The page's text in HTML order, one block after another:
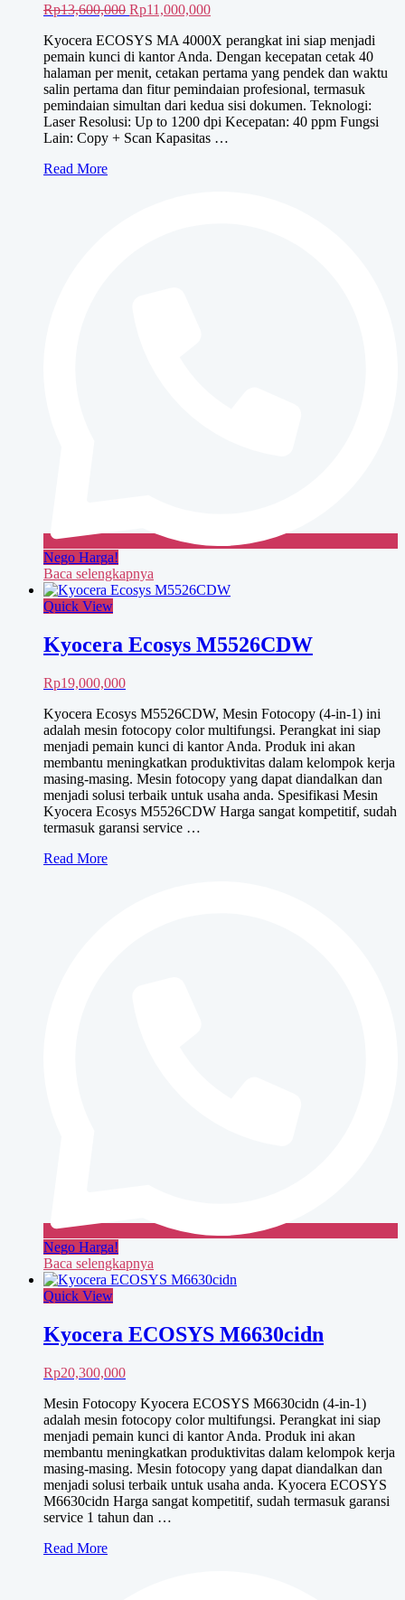
Rp13,600,000 Harga
adalah:
Rp13,600,000.
Rp11,000,000Harga
ini
adalah:
Rp11,000,000.
Kyocera ECOSYS MA 4000X perangkat ini siap menjadi
pemain kunci di kantor Anda. Dengan kecepatan cetak 40
halaman per menit, cetakan pertama yang pendek dan waktu
salin pertama dan fitur pemindaian profesional, termasuk
pemindaian simultan dari kedua sisi dokumen. Teknologi:
Laser Resolusi: Up to 1200 dpi Kecepatan: 40 ppm Fungsi
Lain: Copy + Scan Kapasitas …
Kyocera
Read More
Nego Harga!
Baca selengkapnya
Quick View
Kyocera Ecosys M5526CDW
Rp19,000,000
Kyocera Ecosys M5526CDW, Mesin Fotocopy (4-in-1) ini
adalah mesin fotocopy color multifungsi. Perangkat ini siap
menjadi pemain kunci di kantor Anda. Produk ini akan
membantu meningkatkan produktivitas dalam kelompok kerja
masing-masing. Mesin fotocopy yang dapat diandalkan dan
menjadi solusi terbaik untuk usaha anda. Spesifikasi Mesin
Kyocera Ecosys M5526CDW Harga sangat kompetitif, sudah
termasuk garansi service …
Kyocera
Read More
Nego Harga!
Baca selengkapnya
Quick View
Kyocera ECOSYS M6630cidn
Rp20,300,000
Mesin Fotocopy Kyocera ECOSYS M6630cidn (4-in-1)
adalah mesin fotocopy color multifungsi. Perangkat ini siap
menjadi pemain kunci di kantor Anda. Produk ini akan
membantu meningkatkan produktivitas dalam kelompok kerja
masing-masing. Mesin fotocopy yang dapat diandalkan dan
menjadi solusi terbaik untuk usaha anda. Kyocera ECOSYS
M6630cidn Harga sangat kompetitif, sudah termasuk garansi
service 1 tahun dan …
Kyocera
Read More